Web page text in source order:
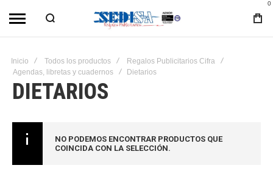
0
Inicio Todos los productos
Regalos Publicitarios Cifra
Agendas, libretas y cuadernos
Dietarios
DIETARIOS
NO PODEMOS ENCONTRAR PRODUCTOS QUE
COINCIDA CON LA SELECCIÓN.